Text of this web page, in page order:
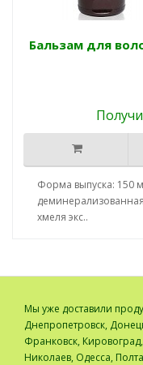
Бальзам для
Форма выпуска: 150
хмеля экс..
Мы уже доставили
Днепропетровск,
Франковск,
Николаев, Одесса,